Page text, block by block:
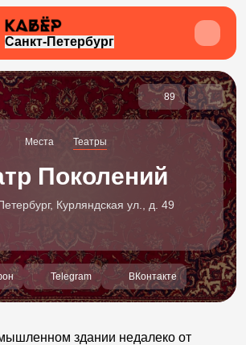
Санкт-Петербург
89
Места Театры
Поколений
Курляндская ул., д. 49
Telegram ВКонтакте
здании недалеко от